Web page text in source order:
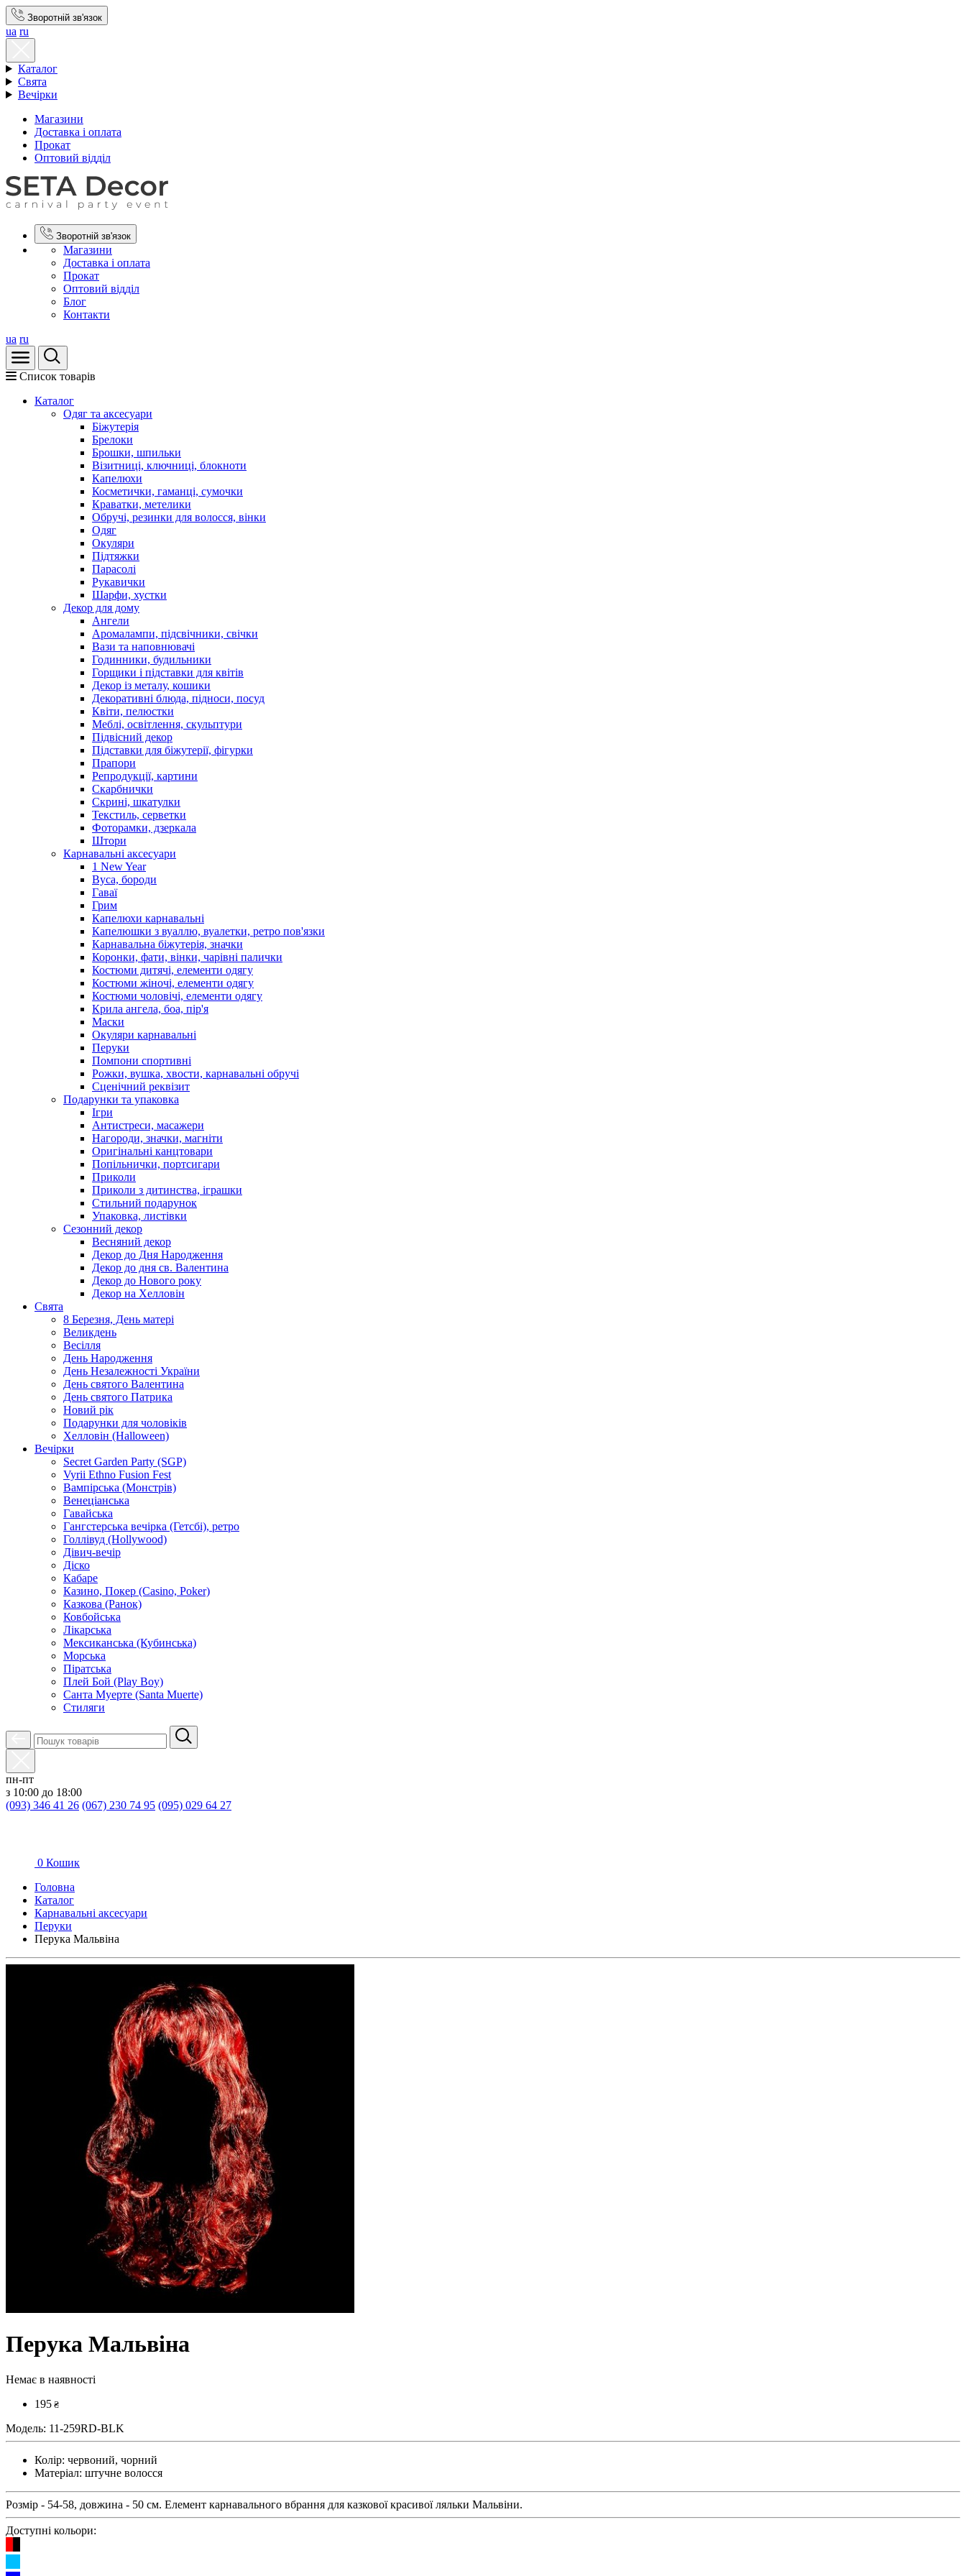
Зворотній зв'язок
ua ru
Каталог
Свята
Вечірки
Магазини
Доставка і оплата
Прокат
Оптовий відділ
Зворотній зв'язок
Магазини
Доставка і оплата
Прокат
Оптовий відділ
Блог
Контакти
ua ru
Список товарів
Каталог
Oдяг та аксесуари
Біжутерія
Брелоки
Брошки, шпильки
Візитниці, ключниці, блокноти
Капелюхи
Косметички, гаманці, сумочки
Краватки, метелики
Обручі, резинки для волосся, вінки
Одяг
Окуляри
Підтяжки
Парасолі
Рукавички
Шарфи, хустки
Декор для дому
Ангели
Аромалампи, підсвічники, свічки
Вази та наповнювачі
Годинники, будильники
Горщики і підставки для квітів
Декор із металу, кошики
Декоративні блюда, підноси, посуд
Квіти, пелюстки
Меблі, освітлення, скульптури
Підвісний декор
Підставки для біжутерії, фігурки
Прапори
Репродукції, картини
Скарбнички
Скрині, шкатулки
Текстиль, серветки
Фоторамки, дзеркала
Штори
Карнавальні аксесуари
1 New Year
Вуса, бороди
Гаваї
Грим
Капелюхи карнавальні
Капелюшки з вуаллю, вуалетки, ретро пов'язки
Карнавальна біжутерія, значки
Коронки, фати, вінки, чарівні палички
Костюми дитячі, елементи одягу
Костюми жіночі, елементи одягу
Костюми чоловічі, елементи одягу
Крила ангела, боа, пір'я
Маски
Окуляри карнавальні
Перуки
Помпони спортивні
Рожки, вушка, хвости, карнавальні обручі
Сценічний реквізит
Подарунки та упаковка
Ігри
Антистреси, масажери
Нагороди, значки, магніти
Оригінальні канцтовари
Попільнички, портсигари
Приколи
Приколи з дитинства, іграшки
Стильний подарунок
Упаковка, листівки
Сезонний декор
Весняний декор
Декор до Дня Народження
Декор до дня св. Валентина
Декор до Нового року
Декор на Хелловін
Свята
8 Березня, День матері
Великдень
Весілля
День Народження
День Незалежності України
День святого Валентина
День святого Патрика
Новий рік
Подарунки для чоловіків
Хелловін (Halloween)
Вечірки
Secret Garden Party (SGP)
Vyrii Ethno Fusion Fest
Вампірська (Монстрів)
Венеціанська
Гавайська
Гангстерська вечірка (Гетсбі), ретро
Голлівуд (Hollywood)
Дівич-вечір
Діско
Кабаре
Казино, Покер (Casino, Poker)
Казкова (Ранок)
Ковбойська
Лікарська
Мексиканська (Кубинська)
Морська
Піратська
Плей Бой (Play Boy)
Санта Муерте (Santa Muerte)
Стиляги
пн-пт
з 10:00 до 18:00
(093) 346 41 26 (067) 230 74 95 (095) 029 64 27
0 Кошик
Головна
Каталог
Карнавальні аксесуари
Перуки
Перука Мальвіна
Перука Мальвіна
Немає в наявності
195 ₴
Модель: 11-259RD-BLK
Колір: червоний, чорний
Матеріал: штучне волосся
Розмір - 54-58, довжина - 50 см. Елемент карнавального вбрання для казкової красивої ляльки Мальвіни.
Доступні кольори: